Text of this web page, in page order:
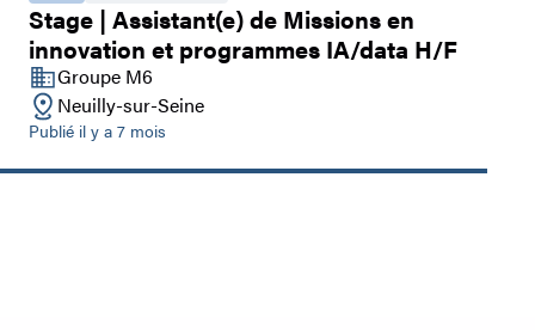
Stage | Assistant(e) de Missions en
innovation et programmes IA/data H/F
Groupe M6
Neuilly-sur-Seine
Publié il y a 7 mois